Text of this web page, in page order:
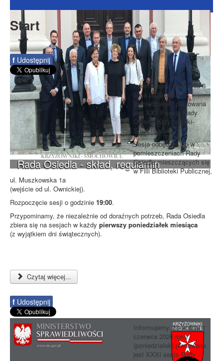
Rada Seniorów
Rada Osiedla - skład, regulamin
Start
f Udostępnij
Informujemy, że w dniu 6
lipca 2026 roku
(poniedziałek) planowana
jest XXXII sesja Rady
Osiedla Krzyżowniki-
Smochowice.
Sesja odbędzie się w
pomieszczeniach Rady
Osiedla mieszczących się
w Filii Biblioteki Publicznej,
ul. Muszkowska 1a
(wejście od ul. Ownickiej).
Rozpoczęcie sesji o godzinie 19:00.
Przypominamy, że niezależnie od doraźnych potrzeb, Rada Osiedla
zbiera się na sesjach w każdy pierwszy poniedziałek miesiąca
(z wyjątkiem dni świątecznych).
Czytaj więcej...
f Udostępnij
Informujemy, że w dniu 1
czerwca 2026 roku
(poniedziałek) planowana
jest XXXI sesja Rady